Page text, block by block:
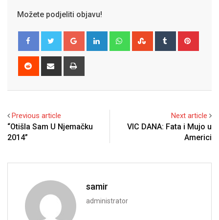
Možete podjeliti objavu!
Google+ LinkedIn WhatsappStumbleUpon
Tumblr
Reddit
Share
Previous article
“Otišla Sam U Njemačku
2014”
Next article
VIC DANA: Fata i Mujo u
Americi
samir
administrator